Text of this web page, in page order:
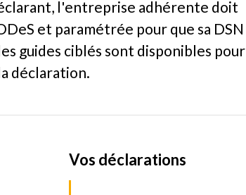
l'entreprise adhérente doit
et paramétrée pour que sa DSN
guides ciblés sont disponibles pour
déclaration.
Vos déclarations